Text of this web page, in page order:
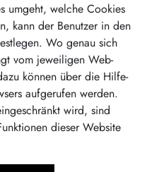
umgeht, welche Cookies
kann der Benutzer in den
Wo genau sich
vom jeweiligen Web-
können über die Hilfe-
aufgerufen werden.
wird, sind
dieser Website